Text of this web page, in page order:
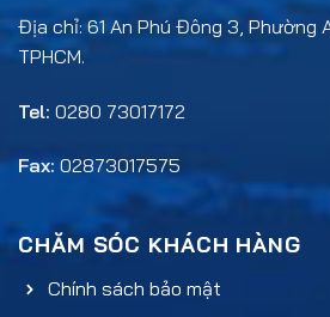
Địa chỉ: 61 An Phú Đông 3, Phường
TPHCM.
Tel: 0280 73017172
Fax: 02873017575
CHĂM SÓC KHÁCH HÀNG
Chính sách bảo mật